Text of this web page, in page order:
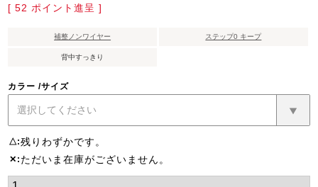
[ 52 ポイント進呈 ]
補整ノンワイヤー ステップ0 キープ
背中すっきり
カラー サイズ
△ 残りわずかです。
✕ ただいま在庫がございません。